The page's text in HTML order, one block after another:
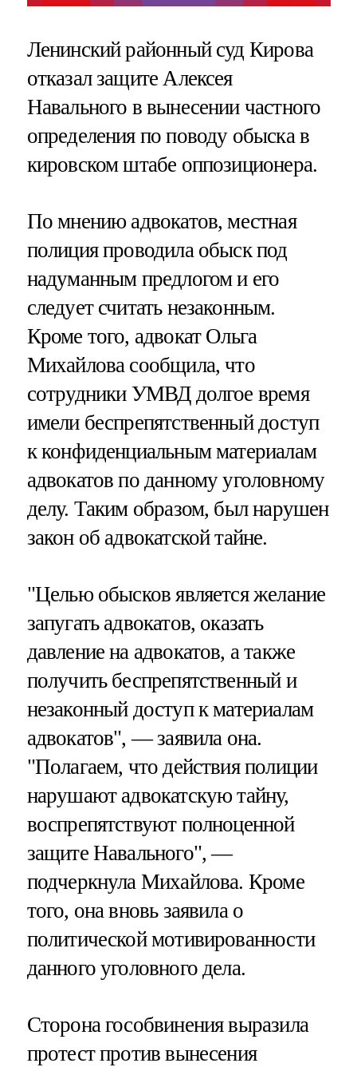
Ленинский районный суд Кирова
отказал защите Алексея
Навального в вынесении частного
определения по поводу обыска в
кировском штабе оппозиционера.
По мнению адвокатов, местная
полиция проводила обыск под
надуманным предлогом и его
следует считать незаконным.
Кроме того, адвокат Ольга
Михайлова сообщила, что
сотрудники УМВД долгое время
имели беспрепятственный доступ
к конфиденциальным материалам
адвокатов по данному уголовному
делу. Таким образом, был нарушен
закон об адвокатской тайне.
"Целью обысков является желание
запугать адвокатов, оказать
давление на адвокатов, а также
получить беспрепятственный и
незаконный доступ к материалам
адвокатов", — заявила она.
"Полагаем, что действия полиции
нарушают адвокатскую тайну,
воспрепятствуют полноценной
защите Навального", —
подчеркнула Михайлова. Кроме
того, она вновь заявила о
политической мотивированности
данного уголовного дела.
Сторона гособвинения выразила
протест против вынесения